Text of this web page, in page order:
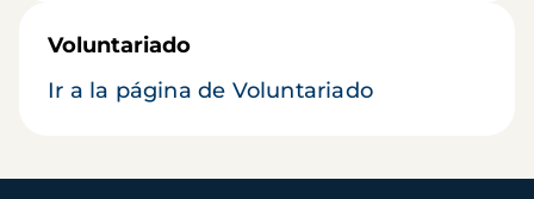
Voluntariado
Ir a la página de Voluntariado